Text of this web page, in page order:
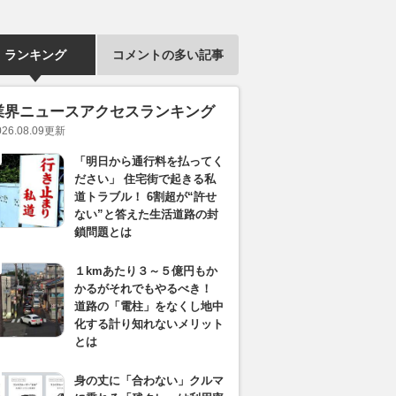
ランキング コメントの多い記事
界ニュースアクセスランキング
更新
「明日から通行料を払ってく
ださい」 住宅街で起きる私
道トラブル！ 6割超が“許せ
ない”と答えた生活道路の封
鎖問題とは
１kmあたり３～５億円もか
かるがそれでもやるべき！
道路の「電柱」をなくし地中
化する計り知れないメリット
とは
身の丈に「合わない」クルマ